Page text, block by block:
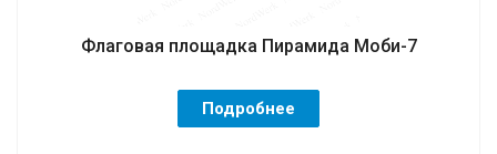
Флаговая площадка Пирамида Моби-7
Подробнее